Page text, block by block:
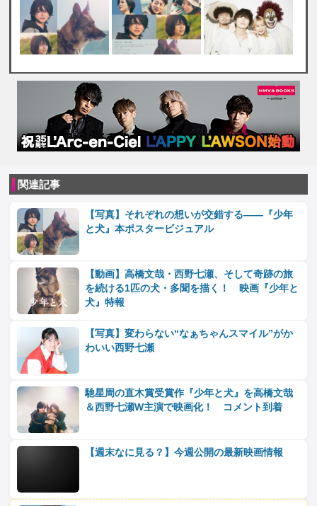
関連記事
【写真】それぞれの想いが交錯する――『少年
と犬』本ポスタービジュアル
【動画】高橋文哉・西野七瀬、そして奇跡の旅
を続ける1匹の犬・多聞を描く！ 映画『少年と
犬』特報
【写真】変わらない“なぁちゃんスマイル”がか
わいい西野七瀬
馳星周の直木賞受賞作『少年と犬』を高橋文哉
＆西野七瀬W主演で映画化！ コメント到着
【週末なに見る？】今週公開の最新映画情報